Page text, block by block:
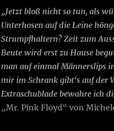
„Jetzt bloß nicht so tun, als
Unterhosen auf die Leine
Strumpfhaltern? Zeit zum
Beute wird erst zu Hause
man auf einmal Männerslips
mir im Schrank gibt‘s auf
Extraschublade bewahre ich
„Mr. Pink Floyd“ von